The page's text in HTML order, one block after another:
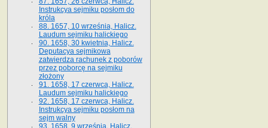
Instrukcya sejmiku posłom do
króla
88. 1657, 10 września, Halicz.
Laudum sejmiku halickiego
90. 1658, 30 kwietnia, Halicz.
Deputacya sejmikowa
zatwierdza rachunek z poborów
przez poborcę na sejmiku
złożony
91. 1658, 17 czerwca, Halicz.
Laudum sejmiku halickiego
92. 1658, 17 czerwca, Halicz.
Instrukcya sejmiku posłom na
sejm walny
93. 1658, 9 września, Halicz.